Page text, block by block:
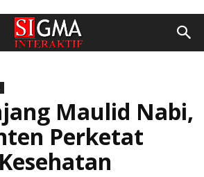
Maulid Nabi,
Perketat